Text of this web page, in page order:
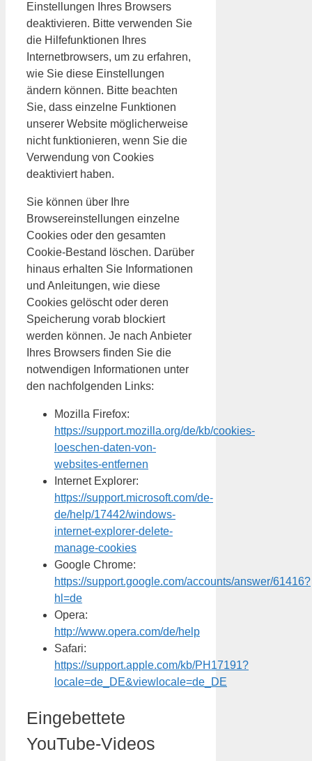
Einstellungen Ihres Browsers
deaktivieren. Bitte verwenden Sie
die Hilfefunktionen Ihres
Internetbrowsers, um zu erfahren,
wie Sie diese Einstellungen
ändern können. Bitte beachten
Sie, dass einzelne Funktionen
unserer Website möglicherweise
nicht funktionieren, wenn Sie die
Verwendung von Cookies
deaktiviert haben.
Sie können über Ihre
Browsereinstellungen einzelne
Cookies oder den gesamten
Cookie-Bestand löschen. Darüber
hinaus erhalten Sie Informationen
und Anleitungen, wie diese
Cookies gelöscht oder deren
Speicherung vorab blockiert
werden können. Je nach Anbieter
Ihres Browsers finden Sie die
notwendigen Informationen unter
den nachfolgenden Links:
Mozilla Firefox:
https://support.mozilla.org/de/kb/cookies-
loeschen-daten-von-
websites-entfernen
Internet Explorer:
https://support.microsoft.com/de-
de/help/17442/windows-
internet-explorer-delete-
manage-cookies
Google Chrome:
https://support.google.com/accounts/answer/61416?
hl=de
Opera:
http://www.opera.com/de/help
Safari:
https://support.apple.com/kb/PH17191?
locale=de_DE&viewlocale=de_DE
Eingebettete
YouTube-Videos